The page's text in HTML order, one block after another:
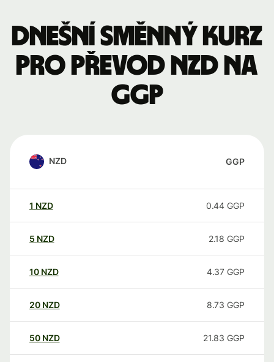
Dnešní směnný kurz
pro převod NZD na
GGP
NZD GGP
1 NZD 0.44 GGP
5 NZD 2.18 GGP
10 NZD 4.37 GGP
20 NZD 8.73 GGP
50 NZD 21.83 GGP